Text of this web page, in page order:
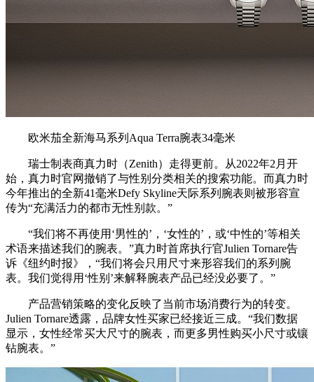
欧米茄全新海⻢系列Aqua Terra腕表34毫米
瑞士制表商真力时（Zenith）走得更前。从2022年2月开
始，真力时官网撤销了与性别分类相关的搜索功能。而真力时
今年推出的全新41毫米Defy Skyline天际系列腕表则被形容宣
传为“充满活力的都市无性别款。”
“我们将不再使用‘男性的’，‘女性的’，或‘中性的’等相关
术语来描述我们的腕表。”真力时首席执行官Julien Tornare告
诉《纽约时报》，“我们将会只用尺寸来形容我们的系列腕
表。我们觉得用‘性别’来解释腕表产品已经没必要了。”
产品营销策略的变化反映了当前市场消费行为的转变。
Julien Tornare透露，品牌女性买家已经接近三成。“我们数据
显示，女性经常买大尺寸的腕表，而更多男性购买小尺寸或镶
钻腕表。”